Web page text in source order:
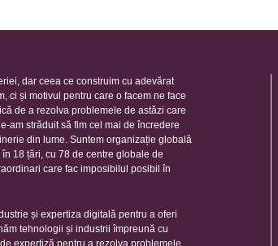
dar ceea ce construim cu adevărat
ci și motivul pentru care o facem ne face
de a rezolva problemele de astăzi care
am străduit să fim cel mai de încredere
din lume. Suntem organizație globală
18 țări, cu 78 de centre globale de
care fac imposibilul posibil în
și expertiza digitală pentru a oferi
tehnologii și industrii împreună cu
expertiză pentru a rezolva problemele